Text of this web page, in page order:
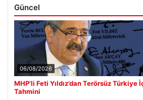
Güncel
06/08/2026
MHP’li Feti Yıldız’dan Terörsüz Türkiye
Tahmini